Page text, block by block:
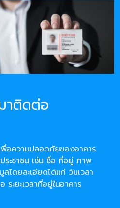
าติดต่อ
อความปลอดภัยของอาคาร
ระชาชน เช่น ชื่อ ที่อยู่ ภาพ
โดยละเอียดได้แก่ วันเวลา
ะยะเวลาที่อยู่ในอาคาร